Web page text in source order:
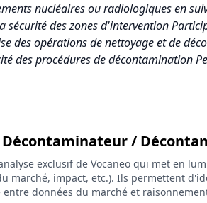
nucléaires ou radiologiques en
des zones d'intervention
des opérations de nettoyage et de
des procédures de décontamination
/
exclusif de Vocaneo qui met en
marché, impact, etc.). Ils permettent
données du marché et
/ Décontamineuse nucléaire et
Score (sur 10)
2.0